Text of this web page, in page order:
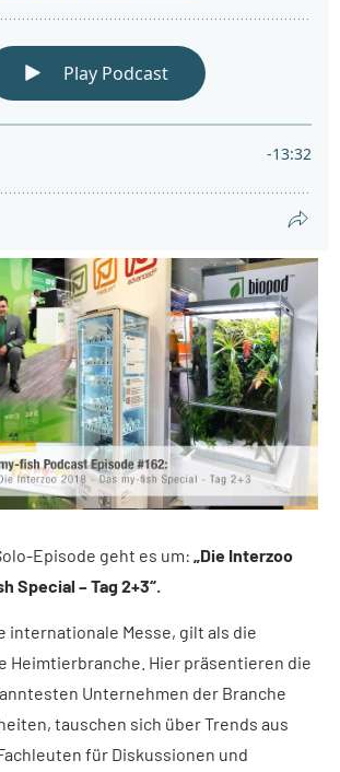
Episode geht es um: „Die Interzoo
Special – Tag 2+3“.
internationale Messe, gilt als die
Heimtierbranche. Hier präsentieren die
Unternehmen der Branche
tauschen sich über Trends aus
für Diskussionen und